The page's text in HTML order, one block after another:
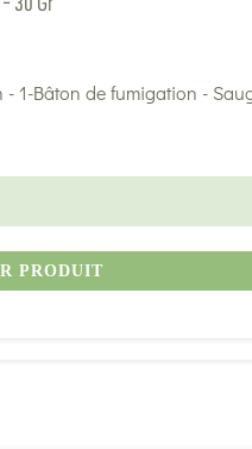
PRODUIT